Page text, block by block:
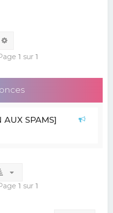
r
1 sur 1
SPAMS]
1 sur 1